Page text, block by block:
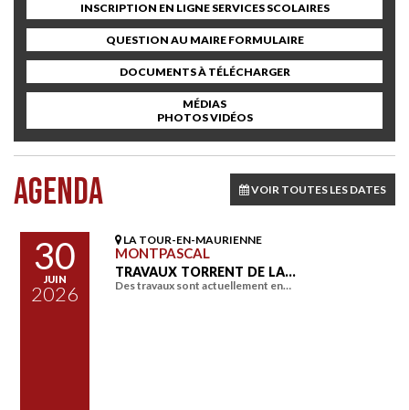
INSCRIPTION EN LIGNE SERVICES SCOLAIRES
QUESTION AU MAIRE FORMULAIRE
DOCUMENTS À TÉLÉCHARGER
MÉDIAS
PHOTOS VIDÉOS
AGENDA VOIR TOUTES LES DATES
30
JUIN
2026
LA TOUR-EN-MAURIENNE
MONTPASCAL
TRAVAUX TORRENT DE LA…
Des travaux sont actuellement en…